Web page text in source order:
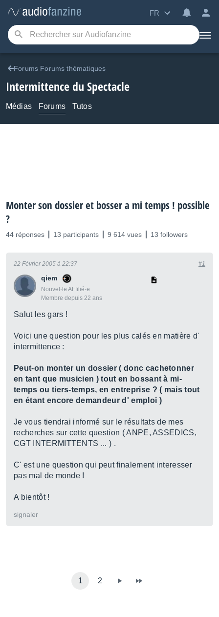
FR
Forums Forums thématiques
Intermittence du Spectacle
Médias Forums Tutos
Monter son dossier et bosser a mi temps ! possible
?
44 réponses 13 participants 9 614 vues 13 followers
qiem
Nouvel·le AFfilié·e
Membre depuis 22 ans
22 Février 2005 à 22:37 #1
Salut les gars !
Voici une question pour les plus calés en matière d'
intermittence :
Peut-on monter un dossier ( donc cachetonner
en tant que musicien ) tout en bossant à mi-
temps ou tiers-temps, en entreprise ? ( mais tout
en étant encore demandeur d' emploi )
Je vous tiendrai informé sur le résultats de mes
recherches sur cette question ( ANPE, ASSEDICS,
CGT INTERMITTENTS ... ) .
C' est une question qui peut finalement interesser
pas mal de monde !
A bientôt !
signaler
1 2